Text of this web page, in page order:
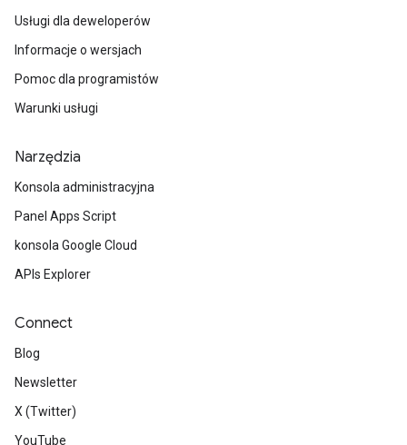
Usługi dla deweloperów
Informacje o wersjach
Pomoc dla programistów
Warunki usługi
Narzędzia
Konsola administracyjna
Panel Apps Script
konsola Google Cloud
APIs Explorer
Connect
Blog
Newsletter
X (Twitter)
YouTube